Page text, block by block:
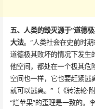
五、人类的毁灭源于“道德
大法。“人类社会在史前时
道德极其败坏的情况下发生
他空间，都处在一个极其危
空间也一样，它也要赶紧逃
就可以逃离。”（《转法轮·
“烂苹果”的歪理是一致的。